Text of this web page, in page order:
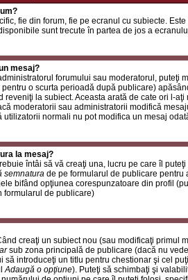
fie din forum, fie pe ecranul cu subiecte.
sunt trecute în partea de jos a
mesaj?
forumului sau moderatorul, puteţi
o scurta perioadă după publicare)
reveniţi la subiect. Aceasta arată de cate ori l-
moderatorii sau administratorii modifică
utilizatorii normali nu pot modifica un mesaj
la mesaj?
întâi să vă creaţi una, lucru pe care îl
semnatura de pe formularul de publicare pentru
bifând opţiunea corespunzatoare din profil
formularul de publicare)
creaţi un subiect nou (sau modificaţi primul
sub zona principală de publicare (dacă nu
să introduceţi un titlu pentru chestionar şi cel
Adaugă o opţiune). Puteţi să schimbaţi şi